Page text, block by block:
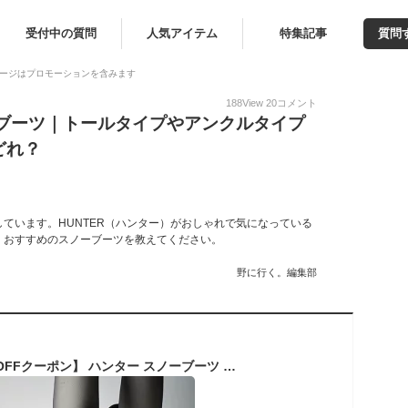
受付中の質問 人気アイテム 特集記事 質問
ジはプロモーションを含みます
188View 20コメント
ーツ｜トールタイプやアンクルタイプ
？
います。HUNTER（ハンター）がおしゃれで気になっている
すすめのスノーブーツを教えてください。
野に行く。編集部
【10日は★全品10％OFFクーポン】 ハンター スノーブーツ レディース きれいめ ロングブーツ 国内正規品 正規輸入品 冬用ブーツ 撥水ブーツ ロングスノーブーツ おしゃれ 黒 白 イントレピッド インシュレイティド WFT2108WWU ギフト プレゼント 誕生日 P11